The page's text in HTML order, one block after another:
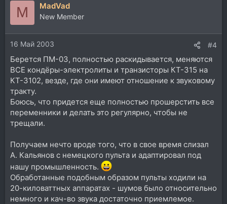
M MadVad
New Member
16 Май 2003 #4
Берется ПМ-03, полностью раскидывается, меняются
ВСЕ кондёры-электролиты и транзисторы КТ-315 на
КТ-3102, везде, где они имеют отношение к звуковому
тракту.
Боюсь, что придется еще полностью прошерстить все
переменники и делать это регулярно, чтобы не
трещали.
Получаем нечто вроде того, что в свое время слизал
А. Кальянов с немецкого пульта и адаптировал под
нашу промышленность.
Обработанные подобным образом пульты ходили на
20-киловаттных аппаратах - шумов было относительно
немного и кач-во звука достаточно приемлемое.